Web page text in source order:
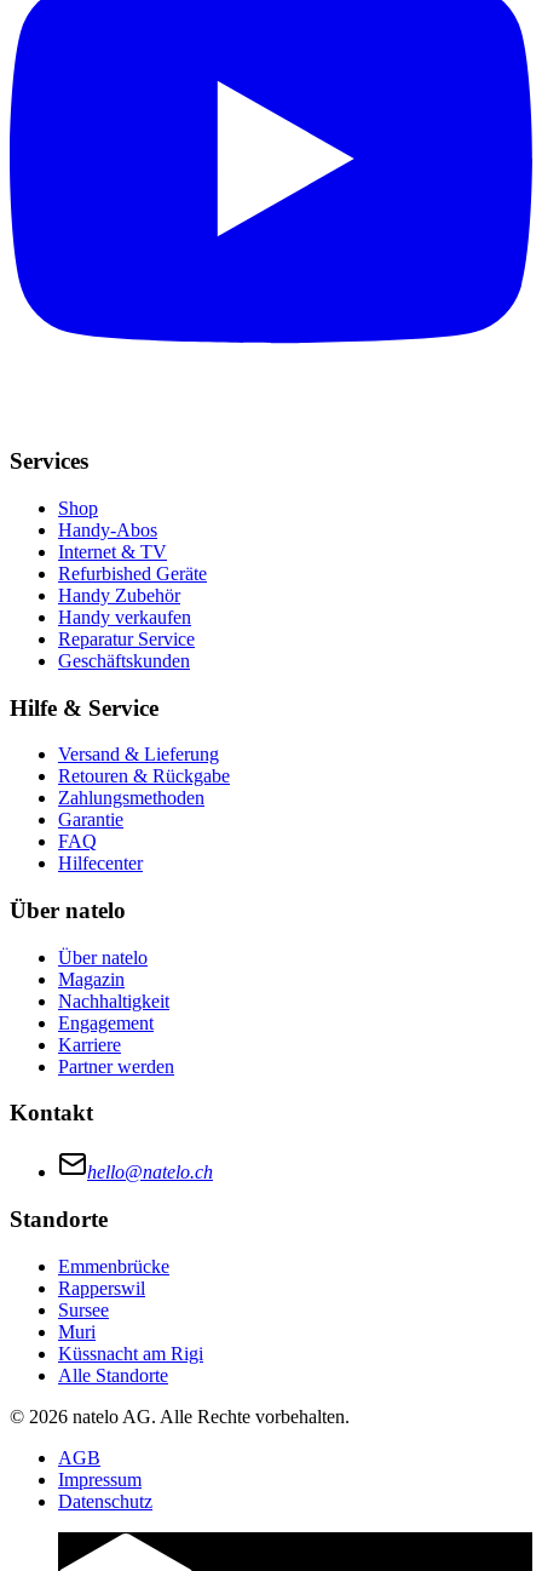
Services
Shop
Handy-Abos
Internet & TV
Refurbished Geräte
Handy Zubehör
Handy verkaufen
Reparatur Service
Geschäftskunden
Hilfe & Service
Versand & Lieferung
Retouren & Rückgabe
Zahlungsmethoden
Garantie
FAQ
Hilfecenter
Über natelo
Über natelo
Magazin
Nachhaltigkeit
Engagement
Karriere
Partner werden
Kontakt
hello@natelo.ch
Standorte
Emmenbrücke
Rapperswil
Sursee
Muri
Küssnacht am Rigi
Alle Standorte
© 2026 natelo AG. Alle Rechte vorbehalten.
AGB
Impressum
Datenschutz